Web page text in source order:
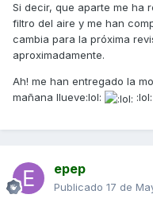
Si decir, que aparte me ha
filtro del aire y me han
cambia para la próxima
aproximadamente.
Ah! me han entregado la
mañana llueve:lol:
:lol:
epep
Publicado 17 de